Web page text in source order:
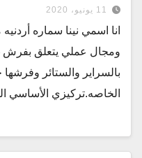
11 يونيو، 2020
ومجال عملي يتعلق بفرش
بالسراير والستائر
الخاصه.تركيزي الأساسي